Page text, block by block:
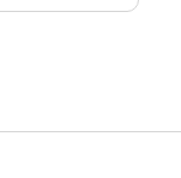
奥原まむ